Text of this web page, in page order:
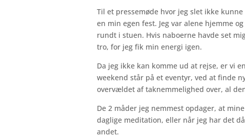
Til et pressemøde hvor jeg slet ikke
en min egen fest. Jeg var alene hjemme
rundt i stuen. Hvis naboerne havde set
tro, for jeg fik min energi igen.
Da jeg ikke kan komme ud at rejse, er vi
weekend står på et eventyr, ved at finde
overvældet af taknemmelighed over, al
De 2 måder jeg nemmest opdager, at
daglige meditation, eller når jeg har det
andet.